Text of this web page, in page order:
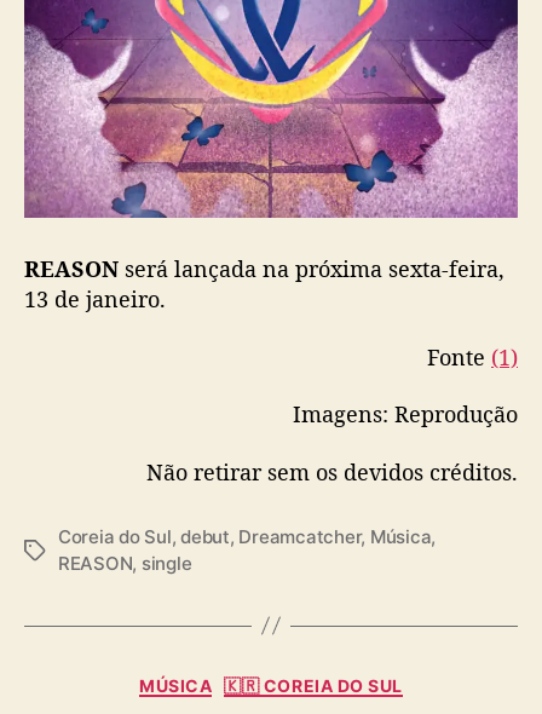
r
s
e
i
s
a
n
o
e
t
REASON será lançada na próxima sexta-feira,
13 de janeiro.
Fonte (1)
Imagens: Reprodução
Não retirar sem os devidos créditos.
T
s
Coreia do Sul,debut, Dreamcatcher, Música,
REASON, single
C
MÚSICA 🇰🇷 COREIA DO SUL